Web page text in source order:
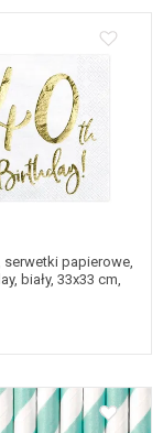
serwetki papierowe,
biały, 33x33 cm,